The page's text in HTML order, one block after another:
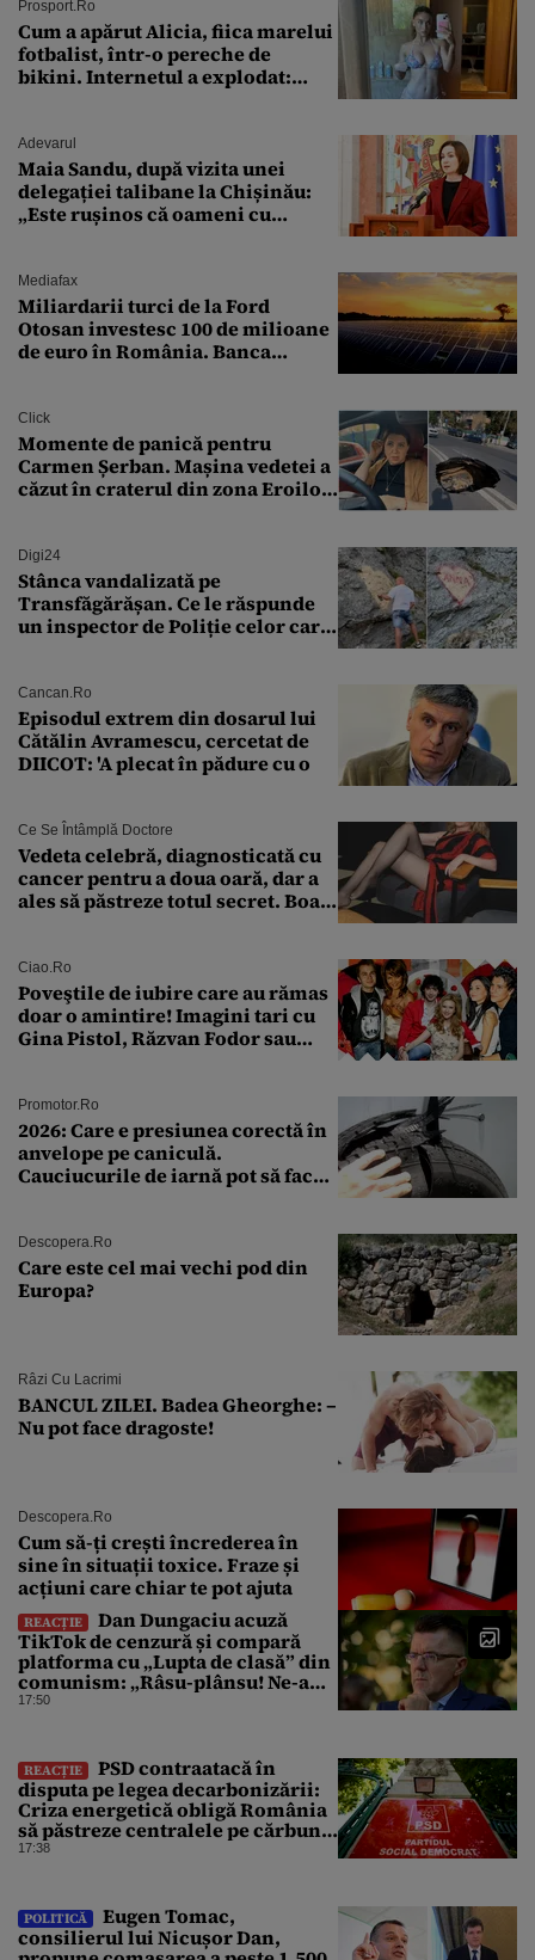
Prosport.ro
Cum a apărut Alicia, fiica marelui
fotbalist, într-o pereche de
bikini. Internetul a explodat:
Adevarul
Maia Sandu, după vizita unei
delegației talibane la Chișinău:
„Este rușinos că oameni cu
Mediafax
Miliardarii turci de la Ford
Otosan investesc 100 de milioane
de euro în România. Banca
Click
Momente de panică pentru
Carmen Șerban. Mașina vedetei a
căzut în craterul din zona Eroilor:
Digi24
Stânca vandalizată pe
Transfăgărășan. Ce le răspunde
un inspector de Poliție celor care
Cancan.ro
Episodul extrem din dosarul lui
Cătălin Avramescu, cercetat de
DIICOT: 'A plecat în pădure cu o
Ce Se Întâmplă Doctore
Vedeta celebră, diagnosticată cu
cancer pentru a doua oară, dar a
ales să păstreze totul secret. Boala
Ciao.ro
Poveştile de iubire care au rămas
doar o amintire! Imagini tari cu
Gina Pistol, Răzvan Fodor sau
Promotor.ro
2026: Care e presiunea corectă în
anvelope pe caniculă.
Cauciucurile de iarnă pot să facă
Descopera.ro
Care este cel mai vechi pod din
Europa?
Râzi Cu Lacrimi
BANCUL ZILEI. Badea Gheorghe: –
Nu pot face dragoste!
Descopera.ro
Cum să-ți crești încrederea în
sine în situații toxice. Fraze și
acțiuni care chiar te pot ajuta
REACȚIE
Dan Dungaciu acuză
TikTok de cenzură și compară
platforma cu „Lupta de clasă” din
comunism: „Râsu-plânsu! Ne-am
întors de unde am plecat!”
17:50
REACȚIE
PSD contraatacă în
disputa pe legea decarbonizării:
Criza energetică obligă România
să păstreze centralele pe cărbune.
Bolojan, acuzat de duplicitate
17:38
POLITICĂ
Eugen Tomac,
consilierul lui Nicușor Dan,